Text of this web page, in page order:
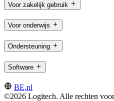
Voor zakelijk gebruik
Voor onderwijs
Ondersteuning
Software
BE,nl
©2026 Logitech. Alle rechten